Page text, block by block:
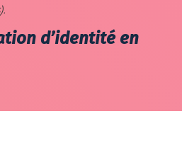
d’identité en